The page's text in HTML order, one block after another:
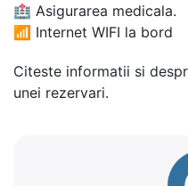
🏥 Asigurarea medicala.
📶 Internet WIFI la bord
Citeste informatii si
unei rezervari.